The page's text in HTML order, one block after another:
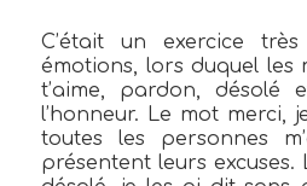
C’était un exercice
émotions, lors duquel les
t’aime, pardon, désolé
l’honneur. Le mot merci,
toutes les personnes
présentent leurs